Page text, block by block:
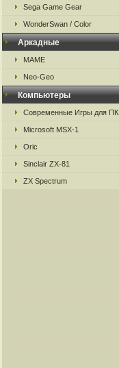
Sega Game Gear
WonderSwan / Color
Аркадные
MAME
Neo-Geo
Компьютеры
Современные Игры для ПК
Microsoft MSX-1
Oric
Sinclair ZX-81
ZX Spectrum